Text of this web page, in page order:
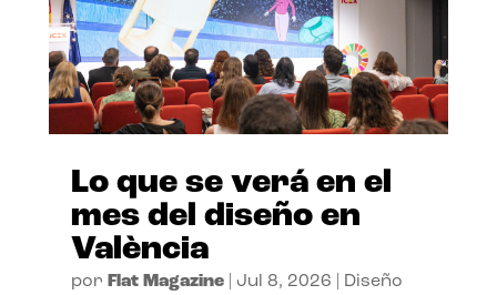
Lo que se verá en el
mes del diseño en
València
por Flat Magazine| Jul 8, 2026 Diseño